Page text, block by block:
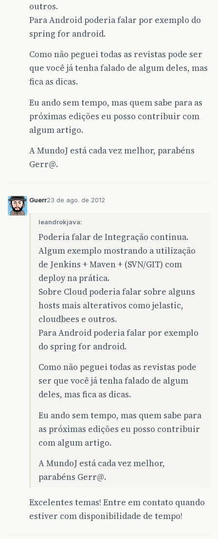
outros.
Para Android poderia falar por exemplo do
spring for android.
Como não peguei todas as revistas pode ser
que você já tenha falado de algum deles, mas
fica as dicas.
Eu ando sem tempo, mas quem sabe para as
próximas edições eu posso contribuir com
algum artigo.
A MundoJ está cada vez melhor, parabéns
Gerr@.
Guerr23 de ago. de 2012
leandrokjava:
Poderia falar de Integração continua.
Algum exemplo mostrando a utilização
de Jenkins + Maven + (SVN/GIT) com
deploy na prática.
Sobre Cloud poderia falar sobre alguns
hosts mais alterativos como jelastic,
cloudbees e outros.
Para Android poderia falar por exemplo
do spring for android.
Como não peguei todas as revistas pode
ser que você já tenha falado de algum
deles, mas fica as dicas.
Eu ando sem tempo, mas quem sabe para
as próximas edições eu posso contribuir
com algum artigo.
A MundoJ está cada vez melhor,
parabéns Gerr@.
Excelentes temas! Entre em contato quando
estiver com disponibilidade de tempo!